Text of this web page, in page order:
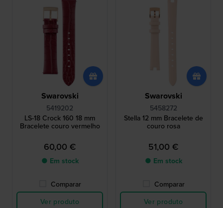
Swarovski
5419202
LS-18 Crock 160 18 mm
Bracelete couro vermelho
60,00 €
● Em stock
Comparar
Ver produto
Swarovski
5458272
Stella 12 mm Bracelete de
couro rosa
51,00 €
● Em stock
Comparar
Ver produto